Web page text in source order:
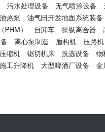
污水处理设备 无气喷涂设备
热泵 油气田开发地面系统装备
） 自卸车 操纵离合器
离心泵制造 盾构机 压路机
缩机 锯切机床 洗选设备 物
工升降机 大型啤酒厂设备 金